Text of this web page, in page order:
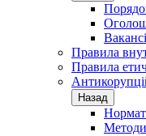
Правила
Правила
Назад